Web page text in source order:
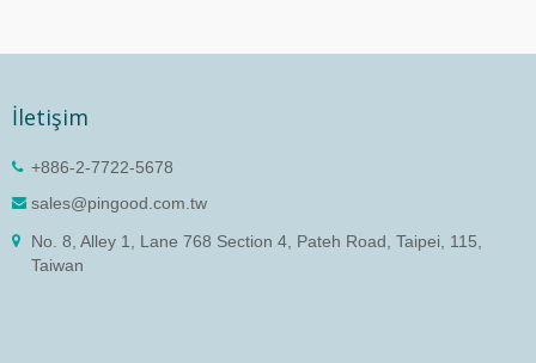
İletişim
+886-2-7722-5678
sales@pingood.com.tw
No. 8, Alley 1, Lane 768 Section 4, Pateh Road, Taipei, 115,
Taiwan